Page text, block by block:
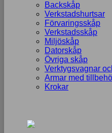
Backskåp
Verkstadshurtsar
Förvaringsskåp
Verkstadsskåp
Miljöskåp
Datorskåp
Övriga skåp
Verktygsvagnar
Armar med
Krokar